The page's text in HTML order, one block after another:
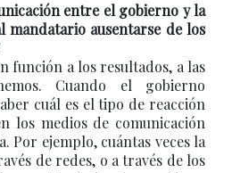
entre el gobierno y la
mandatario ausentarse de los
función a los resultados, a las
Cuando el gobierno
cuál es el tipo de reacción
los medios de comunicación
Por ejemplo, cuántas veces la
de redes, o a través de los